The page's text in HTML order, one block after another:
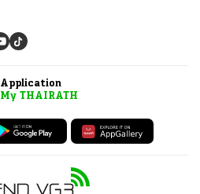
Application
My THAIRATH